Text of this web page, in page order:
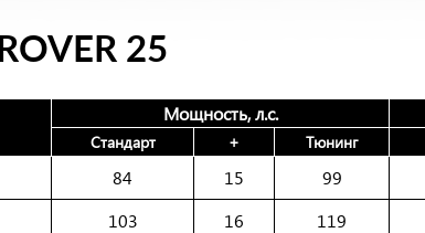
25
Мощность, л.с.
Стандарт + Тюнинг
84 15 99
103 16 119